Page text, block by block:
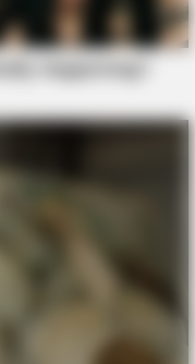
Shock
Before You See Him